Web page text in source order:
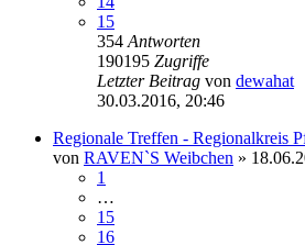
15
354 Antworten
190195 Zugriffe
Letzter Beitrag von dewahat
30.03.2016, 20:46
Regionale Treffen - Regionalkreis
von RAVEN`S Weibchen »
1
…
15
16